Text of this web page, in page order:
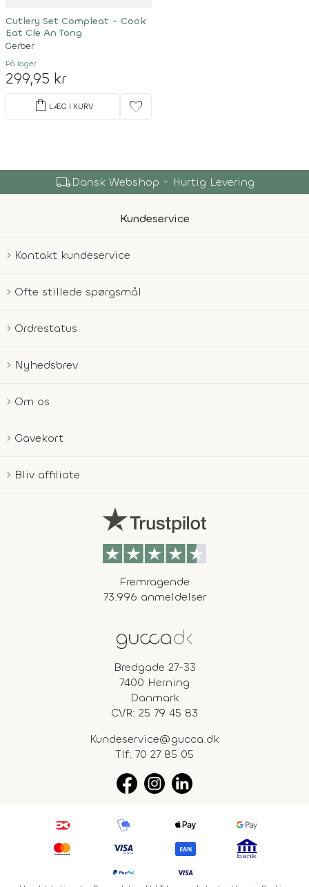
Cutlery Set Compleat - Cook
Eat Cle An Tong
Gerber
På lager
299,95 kr
shopping_bag LÆG I KURV favorite
local_shippingDansk Webshop - Hurtig Levering
Kundeservice
Kontakt kundeservice
Ofte stillede spørgsmål
Ordrestatus
Nyhedsbrev
Om os
Gavekort
Bliv affiliate
Fremragende
73.996 anmeldelser
Bredgade 27-33
7400 Herning
Danmark
CVR: 25 79 45 83
Kundeservice@gucca.dk
Tlf: 70 27 85 05